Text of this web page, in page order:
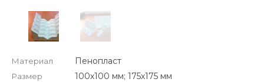
Материал
Размер
Пенопласт
100х100 мм; 175х175 мм